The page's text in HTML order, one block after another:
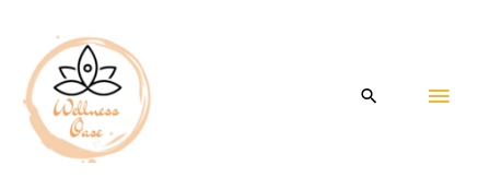
springen